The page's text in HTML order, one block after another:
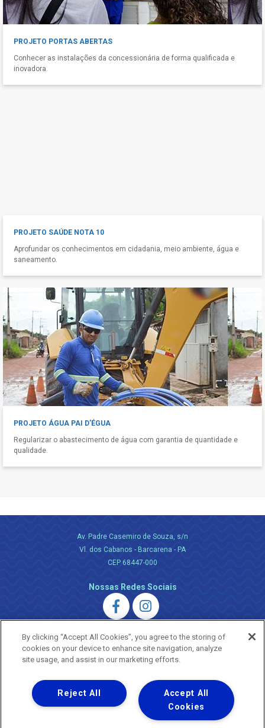
PROJETO PORTAS ABERTAS
Conhecer as instalações da concessionária de forma qualificada e
inovadora.
PROJETO SAÚDE NOTA 10
Aprofundar os conhecimentos em cidadania, meio ambiente, água e
saneamento.
PROJETO ÁGUA PAI D’ÉGUA
Regularizar o abastecimento de água com garantia de quantidade e
qualidade.
Av. Padre Casemiro de Souza, s/n
Vl. dos Cabanos - Barcarena - PA
CEP 68447-000
Nossas Redes Sociais
Copyright ® 2026 - Todos os Direitos Reservados.
Nossa natureza movimenta a vida
Termos Gerais de Uso de Sites e Aplicativos
By clicking “Accept All Cookies”, you agree to the storing of
cookies on your device to enhance site navigation, analyze
site usage, and assist in our marketing efforts.
Accept All
Cookies
Reject All